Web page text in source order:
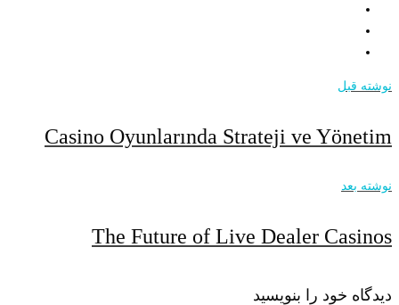
نوشته قبل
Casino Oyunlarında Strateji ve Yönetim
نوشته بعد
The Future of Live Dealer Casinos
دیدگاه خود را بنویسید